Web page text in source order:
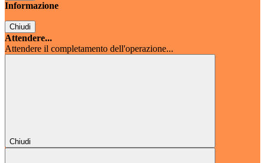
Informazione
Chiudi
Attendere...
Attendere il completamento dell'operazione...
Chiudi